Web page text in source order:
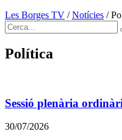
Les Borges TV /Notícies /
Política
Sessió plenària
30/07/2026